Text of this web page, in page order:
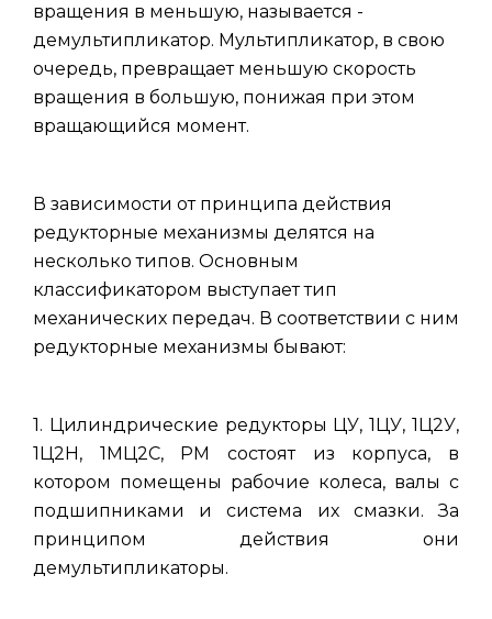
вращения в меньшую, называется -
демультипликатор. Мультипликатор, в свою
очередь, превращает меньшую скорость
вращения в большую, понижая при этом
вращающийся момент.
В зависимости от принципа действия
редукторные механизмы делятся на
несколько типов. Основным
классификатором выступает тип
механических передач. В соответствии с ним
редукторные механизмы бывают:
1. Цилиндрические редукторы ЦУ, 1ЦУ, 1Ц2У,
1Ц2Н, 1МЦ2С, РМ состоят из корпуса, в
котором помещены рабочие колеса, валы с
подшипниками и система их смазки. За
принципом действия они
демультипликаторы.